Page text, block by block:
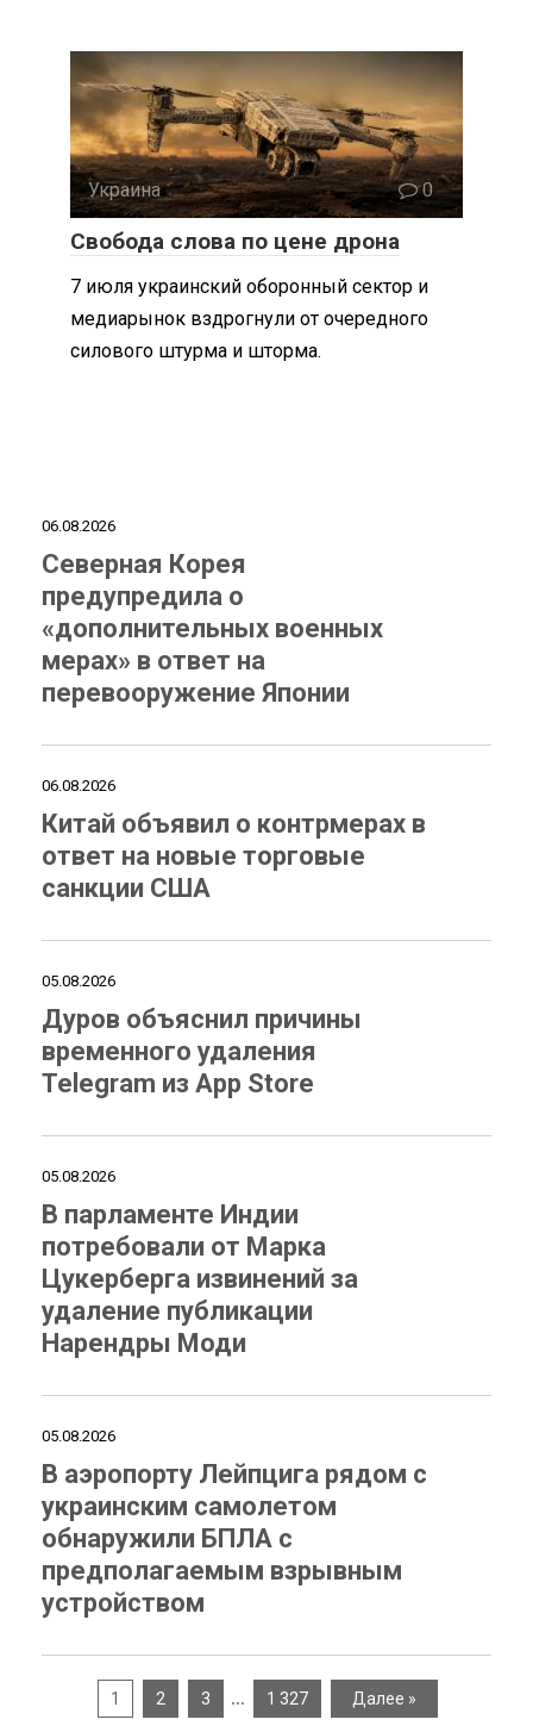
Украина 0
Свобода слова по цене дрона
7 июля украинский оборонный сектор и
медиарынок вздрогнули от очередного
силового штурма и шторма.
06.08.2026
Северная Корея
предупредила о
«дополнительных военных
мерах» в ответ на
перевооружение Японии
06.08.2026
Китай объявил о контрмерах в
ответ на новые торговые
санкции США
05.08.2026
Дуров объяснил причины
временного удаления
Telegram из App Store
05.08.2026
В парламенте Индии
потребовали от Марка
Цукерберга извинений за
удаление публикации
Нарендры Моди
05.08.2026
В аэропорту Лейпцига рядом с
украинским самолетом
обнаружили БПЛА с
предполагаемым взрывным
устройством
1 2 3 … 1 327 Далее »